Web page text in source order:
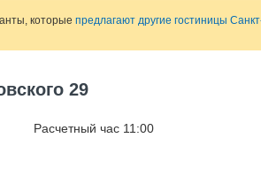
которые предлагают другие гостиницы
29
Расчетный час 11:00